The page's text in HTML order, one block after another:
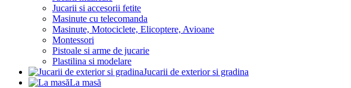
Jucarii si accesorii fetite
Masinute cu telecomanda
Masinute, Motociclete, Elicoptere, Avioane
Montessori
Pistoale si arme de jucarie
Plastilina si modelare
Jucarii de exterior si gradina
La masă